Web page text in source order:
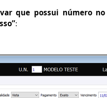
que possui número
: